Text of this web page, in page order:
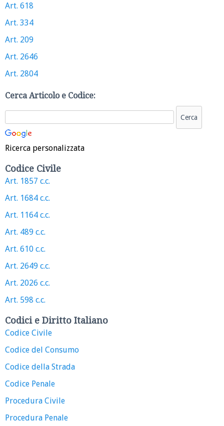
Art. 618
Art. 334
Art. 209
Art. 2646
Art. 2804
Cerca Articolo e Codice:
Ricerca personalizzata
Codice Civile
Art. 1857 c.c.
Art. 1684 c.c.
Art. 1164 c.c.
Art. 489 c.c.
Art. 610 c.c.
Art. 2649 c.c.
Art. 2026 c.c.
Art. 598 c.c.
Codici e Diritto Italiano
Codice Civile
Codice del Consumo
Codice della Strada
Codice Penale
Procedura Civile
Procedura Penale